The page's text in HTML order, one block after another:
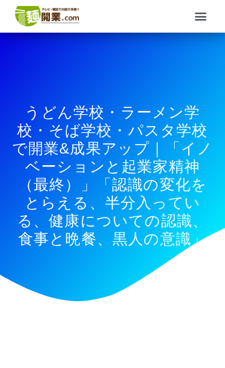
メ
ニ
ュ
うどん学校・ラーメン学
校・そば学校・パスタ学校
で開業&成果アップ｜「イノ
ベーションと起業家精神
（最終）」「認識の変化を
とらえる、半分入ってい
る、健康についての認識、
食事と晩餐、黒人の意識」